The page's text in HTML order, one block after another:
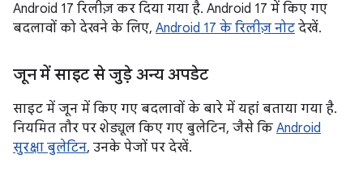
Android 17 रिलीज़ कर दिया गया है. Android 17 में किए गए
बदलावों को देखने के लिए, Android 17 के रिलीज़ नोट देखें.
जून में साइट से जुड़े अन्य अपडेट
साइट में जून में किए गए बदलावों के बारे में यहां बताया गया है.
नियमित तौर पर शेड्यूल किए गए बुलेटिन, जैसे कि Android
सुरक्षा बुलेटिन, उनके पेजों पर देखें.